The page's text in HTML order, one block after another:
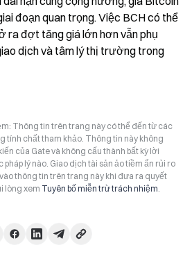
đoạn quan trọng. Việc BCH có thể
ra đợt tăng giá lớn hơn vẫn phụ
dịch và tâm lý thị trường trong
Thông tin trên trang này có thể đến từ các
tính chất tham khảo. Thông tin này không
của Gate và không cấu thành bất kỳ lời
lý nào. Giao dịch tài sản ảo tiềm ẩn rủi ro
thông tin trên trang này khi đưa ra quyết
lòng xem Tuyên bố miễn trừ trách nhiệm.